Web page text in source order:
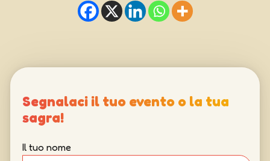
Segnalaci il tuo evento o la tua
sagra!
Il tuo nome